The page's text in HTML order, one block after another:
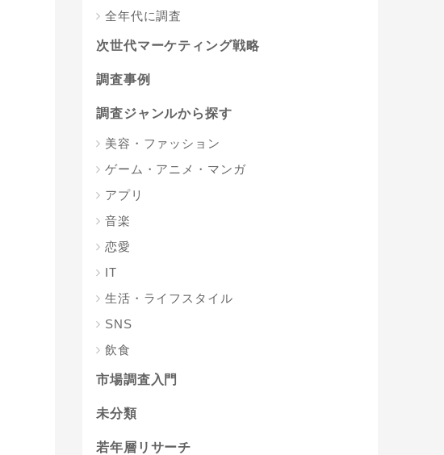
全年代に調査
次世代マーケティング戦略
調査事例
調査ジャンルから探す
美容・ファッション
ゲーム・アニメ・マンガ
アプリ
音楽
恋愛
IT
生活・ライフスタイル
SNS
飲食
市場調査入門
未分類
若年層リサーチ